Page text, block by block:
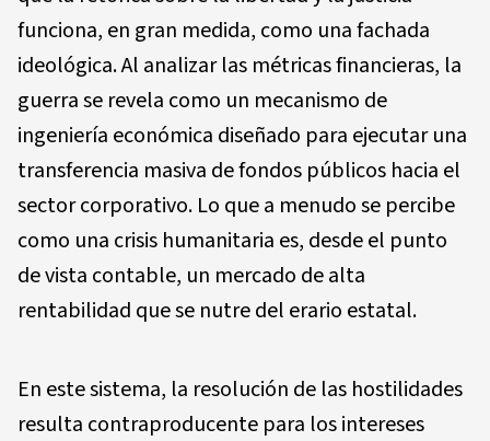
funciona, en gran medida, como una fachada
ideológica. Al analizar las métricas financieras, la
guerra se revela como un mecanismo de
ingeniería económica diseñado para ejecutar una
transferencia masiva de fondos públicos hacia el
sector corporativo. Lo que a menudo se percibe
como una crisis humanitaria es, desde el punto
de vista contable, un mercado de alta
rentabilidad que se nutre del erario estatal.
En este sistema, la resolución de las hostilidades
resulta contraproducente para los intereses